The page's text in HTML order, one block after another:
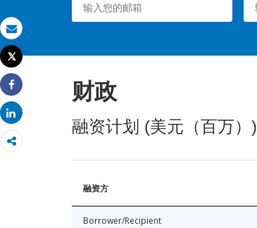
发送电子邮件
打印
Tweet
Share
Share
财政
融资计划 (美元（百万）)
融资方
Borrower/Recipient